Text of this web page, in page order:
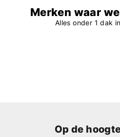
Merken waar
Alles onder 1 dak
Op de